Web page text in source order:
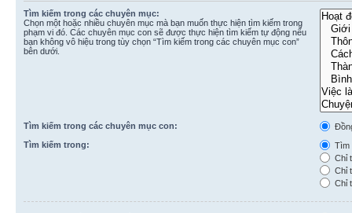
Tìm kiếm trong các chuyên mục:
Chọn một hoặc nhiều chuyên mục mà bạn muốn thực hiện tìm kiếm trong
phạm vi đó. Các chuyên mục con sẽ được thực hiện tìm kiếm tự động nếu
bạn không vô hiệu trong tùy chọn “Tìm kiếm trong các chuyên mục con”
bên dưới.
Tìm kiếm trong các chuyên mục con:
Tìm kiếm trong:
Tìm
Chỉ
Chỉ
Chỉ